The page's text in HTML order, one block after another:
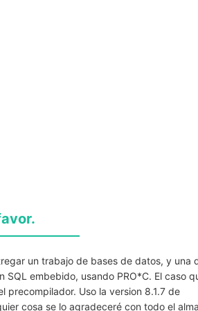
un trabajo de bases de datos, y una
embebido, usando PRO*C. El caso
precompilador. Uso la version 8.1.7 de
cosa se lo agradeceré con todo el